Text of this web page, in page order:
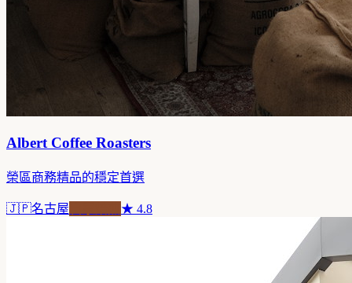
Albert Coffee Roasters
榮區商務精品的穩定首選
🇯🇵名古屋 ★ 4.8